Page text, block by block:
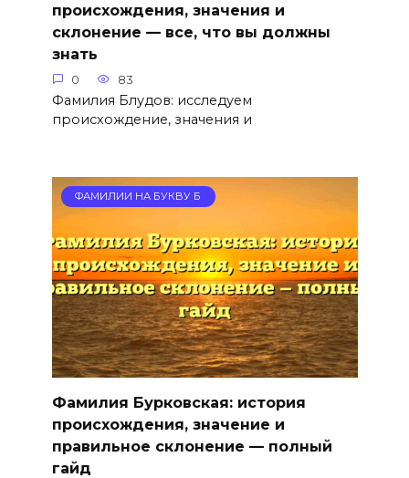
происхождения, значения и
склонение — все, что вы должны
знать
0 83
Фамилия Блудов: исследуем
происхождение, значения и
ФАМИЛИИ НА БУКВУ Б
Фамилия Бурковская: история
происхождения, значение и
правильное склонение — полный
гайд